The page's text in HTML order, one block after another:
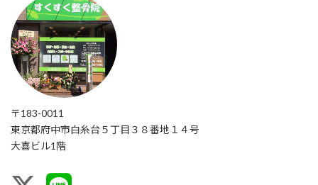
〒183-0011
東京都府中市白糸台５丁目３８番地１４号
大喜ビル1階